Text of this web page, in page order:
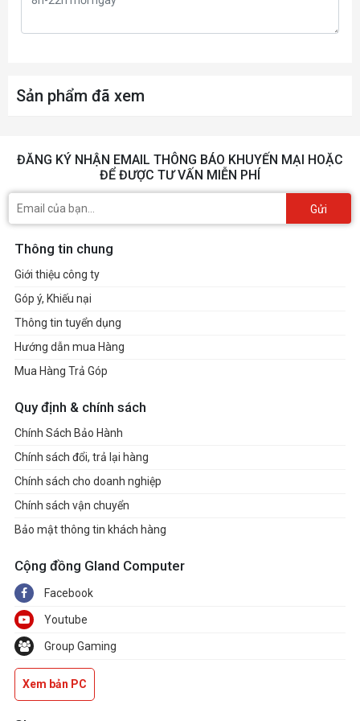
chế độ PCIe 4.0 x4)
Hỗ trợ RAID 0, RAID 1, RAID 5 và RAID
USB
*USB phía trước (Tổng cộng 6 cổng)
1x USB 3.2 Gen2 Type C
2x USB 3.2 Gen1 Type A 3x
USB 2.0
*USB phía sau (Tổng cộng 9 cổng)
4x USB 3.2 Gen1 Type A
4x USB 2.0
Realtek® RTL8125BG 2.5G LAN
KHÔNG DÂY / BLUETOOTH
Intel® Wi-Fi 6E AX211
Mô-đun không dây được cài đặt sẵn trong
Hỗ trợ MU-MIMO TX/RX, 2,4 GHz / 5 GHz
/ 6 GHz* (160 MHz) lên đến 2,4 Gbps
Hỗ trợ 802.11 a/ b/ g/ n/ ac/ ax
Hỗ trợ Bluetooth® 5.3
ÂM THANH
Sản phẩm đã xem
ĐĂNG KÝ NHẬN EMAIL THÔNG BÁO KHUYẾN MẠI HOẶC
ĐỂ ĐƯỢC TƯ VẤN MIỄN PHÍ
Gửi
Thông tin chung
Giới thiệu công ty
Góp ý, Khiếu nại
Thông tin tuyển dụng
Hướng dẫn mua Hàng
Mua Hàng Trả Góp
Quy định & chính sách
Chính Sách Bảo Hành
Chính sách đổi, trả lại hàng
Chính sách cho doanh nghiệp
Chính sách vận chuyển
Bảo mật thông tin khách hàng
Cộng đồng Gland Computer
Facebook
Youtube
Group Gaming
Xem bản PC